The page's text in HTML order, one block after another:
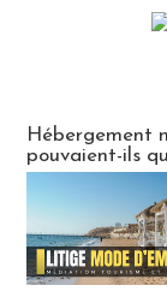
Hébergement
pouvaient-ils